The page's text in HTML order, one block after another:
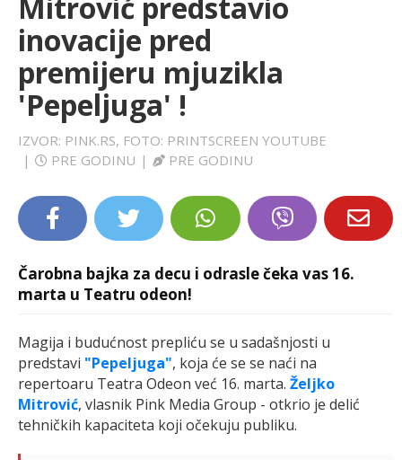
LIFESTYLE
EXTRA
inovacije pred
premijeru mjuzikla
'Pepeljuga' !
IZVOR: PINK.RS, FOTO: PRINTSCREEN YOUTUBE
|
PRE GODINU | PRE GODINU
Čarobna bajka za decu i odrasle čeka vas 16.
marta u Teatru odeon!
Magija i budućnost prepliću se u sadašnjosti u
predstavi "Pepeljuga", koja će se se naći na
repertoaru Teatra Odeon već 16. marta. Željko
Mitrović, vlasnik Pink Media Group - otkrio je delić
tehničkih kapaciteta koji očekuju publiku.